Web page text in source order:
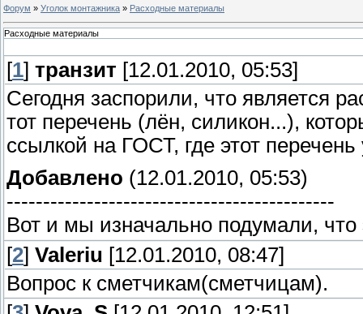
Форум » Уголок монтажника » Расходные материалы
Расходные материалы
[1] транзит [12.01.2010, 05:53]
Сегодня заспорили, что является
тот перечень (лён, силикон...),
ссылкой на ГОСТ, где этот
Добавлено (12.01.2010, 05:53)
---------------------------------------------
Вот и мы изначально подумали, что
[2] Valeriu [12.01.2010, 08:47]
Вопрос к сметчикам(сметчицам).